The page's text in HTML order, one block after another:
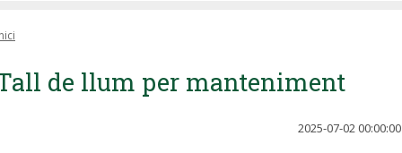
de llum per manteniment
2025-07-02 00:00:00